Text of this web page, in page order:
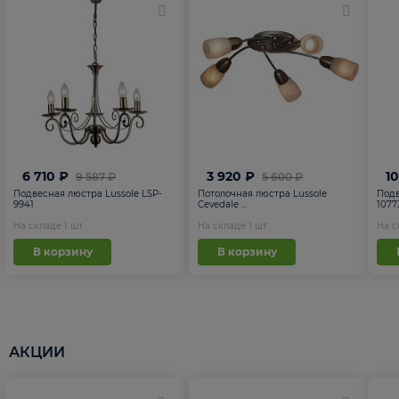
9 587 ₽
6 710 ₽
Подвесная люстра Lussole LSP-
9941
На складе 1 шт
В корзину
5 600 ₽
3 920 ₽
Потолочная люстра Lussole
Cevedale ...
На складе 1 шт
В корзину
На
АКЦИИ